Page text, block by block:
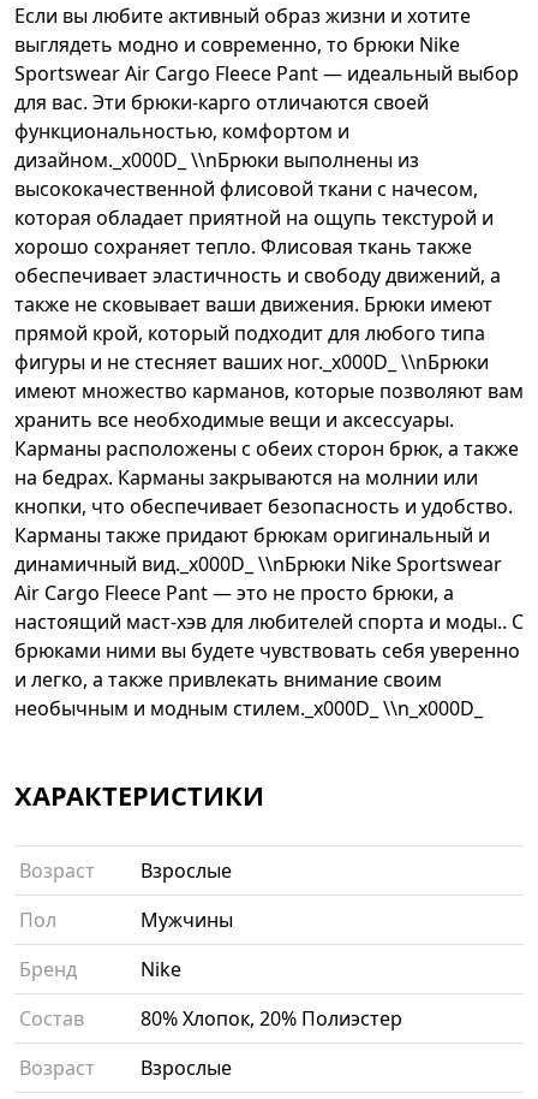
Если вы любите активный образ жизни и хотите
выглядеть модно и современно, то брюки Nike
Sportswear Air Cargo Fleece Pant — идеальный выбор
для вас. Эти брюки-карго отличаются своей
функциональностью, комфортом и
дизайном._x000D_ \\nБрюки выполнены из
высококачественной флисовой ткани с начесом,
которая обладает приятной на ощупь текстурой и
хорошо сохраняет тепло. Флисовая ткань также
обеспечивает эластичность и свободу движений, а
также не сковывает ваши движения. Брюки имеют
прямой крой, который подходит для любого типа
фигуры и не стесняет ваших ног._x000D_ \\nБрюки
имеют множество карманов, которые позволяют вам
хранить все необходимые вещи и аксессуары.
Карманы расположены с обеих сторон брюк, а также
на бедрах. Карманы закрываются на молнии или
кнопки, что обеспечивает безопасность и удобство.
Карманы также придают брюкам оригинальный и
динамичный вид._x000D_ \\nБрюки Nike Sportswear
Air Cargo Fleece Pant — это не просто брюки, а
настоящий маст-хэв для любителей спорта и моды.. С
брюками ними вы будете чувствовать себя уверенно
и легко, а также привлекать внимание своим
необычным и модным стилем._x000D_ \\n_x000D_
ХАРАКТЕРИСТИКИ
Возраст
Взрослые
Пол
Мужчины
Бренд
Nike
Состав
80% Хлопок, 20% Полиэстер
Возраст
Взрослые